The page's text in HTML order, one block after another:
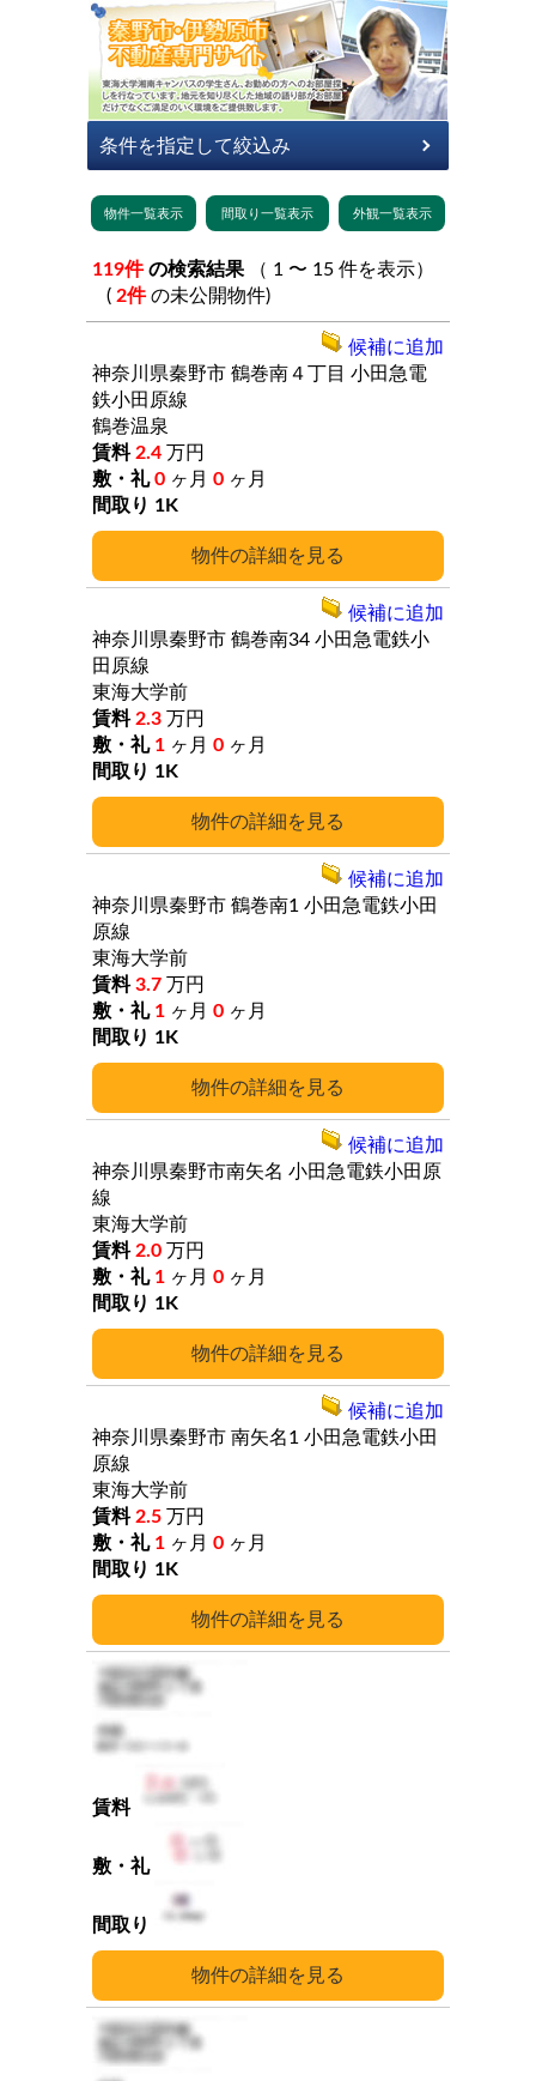
119件 の検索結果
( 2件 の未公開物件)
詳細
神奈川県秦野市 鶴巻南４丁目 小田急電
鉄小田原線
鶴巻温泉
2.4 万円
0 ヶ月 0 ヶ月
1K
候補に追加
詳細
神奈川県秦野市 鶴巻南34 小田急電鉄小
田原線
東海大学前
2.3 万円
1 ヶ月 0 ヶ月
1K
候補に追加
詳細
神奈川県秦野市 鶴巻南1 小田急電鉄小田
原線
東海大学前
3.7 万円
1 ヶ月 0 ヶ月
1K
候補に追加
詳細
神奈川県秦野市南矢名 小田急電鉄小田原
線
東海大学前
2.0 万円
1 ヶ月 0 ヶ月
1K
候補に追加
詳細
神奈川県秦野市 南矢名1 小田急電鉄小田
原線
東海大学前
2.5 万円
1 ヶ月 0 ヶ月
1K
候補に追加
詳細